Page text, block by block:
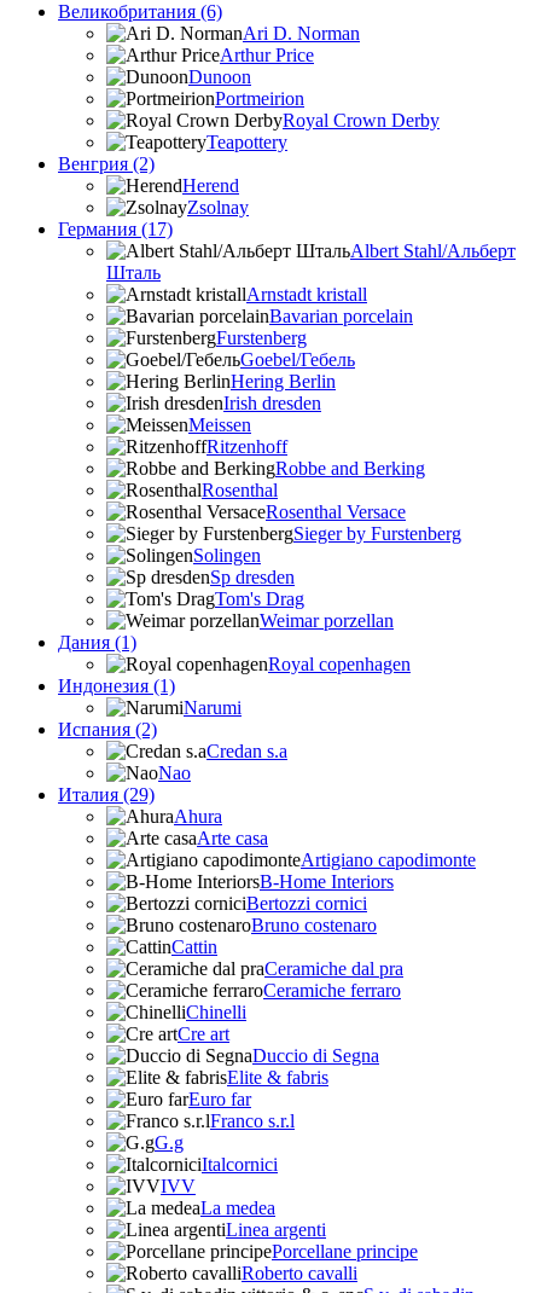
Великобритания (6)
Ari D. Norman
Arthur Price
Dunoon
Portmeirion
Royal Crown Derby
Teapottery
Венгрия (2)
Herend
Zsolnay
Германия (17)
Albert Stahl/Альбеpт
Шталь
Arnstadt kristall
Bavarian porcelain
Furstenberg
Goebel/Гебель
Hering Berlin
Irish dresden
Meissen
Ritzenhoff
Robbe and Berking
Rosenthal
Rosenthal Versace
Sieger by Furstenberg
Solingen
Sp dresden
Tom's Drag
Weimar porzellan
Дания (1)
Royal copenhagen
Индонезия (1)
Narumi
Испания (2)
Credan s.a
Nao
Италия (29)
Ahura
Arte casa
Artigiano capodimonte
B-Home Interiors
Bertozzi cornici
Bruno costenaro
Cattin
Ceramiche dal pra
Ceramiche ferraro
Chinelli
Cre art
Duccio di Segna
Elite & fabris
Euro far
Franco s.r.l
G.g
Italcornici
IVV
La medea
Linea argenti
Porcellane principe
Roberto cavalli